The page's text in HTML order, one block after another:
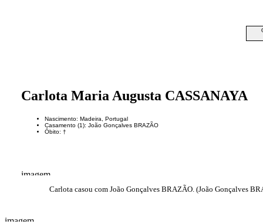
Carlota Maria Augusta CASSANAYA
Nascimento: Madeira, Portugal
Casamento (1): João Gonçalves BRAZÃO
Óbito: †
Carlota casou com João Gonçalves BRAZÃO. (João Gonçalves